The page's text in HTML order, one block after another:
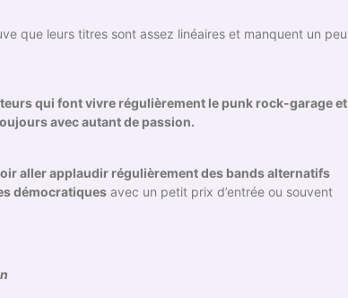
que leurs titres sont assez linéaires et manquent un peu
qui font vivre régulièrement le punk rock-garage et
avec autant de passion.
aller applaudir régulièrement des bands alternatifs
démocratiques avec un petit prix d’entrée ou souvent